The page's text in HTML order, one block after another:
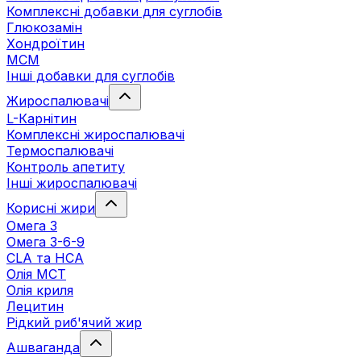
Комплексні добавки для суглобів
Глюкозамін
Хондроїтин
МСМ
Інші добавки для суглобів
Жироспалювачі
L-Карнітин
Комплексні жироспалювачі
Термоспалювачі
Контроль апетиту
Інші жироспалювачі
Корисні жири
Омега 3
Омега 3-6-9
CLA та HCA
Олія МСТ
Олія криля
Лецитин
Рідкий риб'ячий жир
Ашваганда